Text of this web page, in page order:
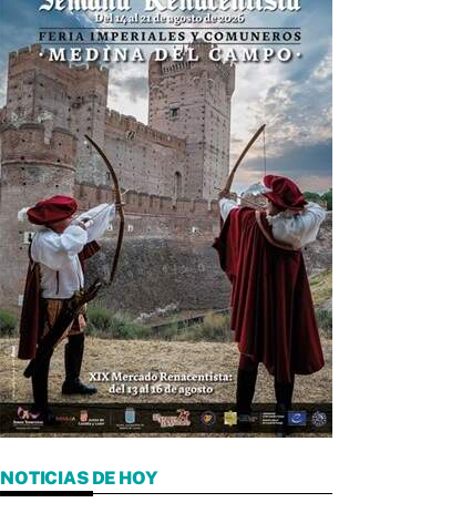
NOTICIAS DE HOY